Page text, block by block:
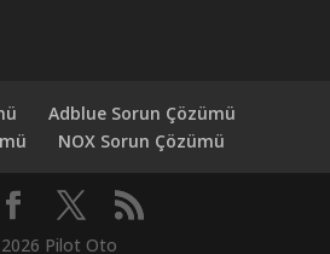
Adblue Sorun Çözümü
NOX Sorun Çözümü
2026 Pilot Oto